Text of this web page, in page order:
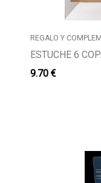
REGALO Y
ESTUCHE 6
9.70 €